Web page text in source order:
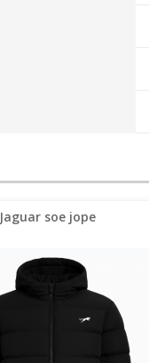
Jaguar soe jope